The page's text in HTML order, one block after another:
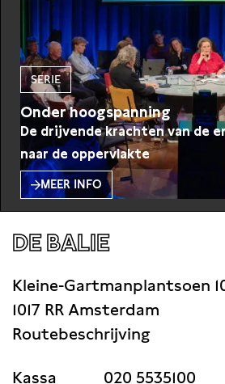
SERIE
Onder hoogspanning
De drijvende krachten van de
naar de oppervlakte
MEER INFO
DE BALIE
Kleine-Gartmanplantsoen
1017 RR Amsterdam
Routebeschrijving
Kassa
020 5535100